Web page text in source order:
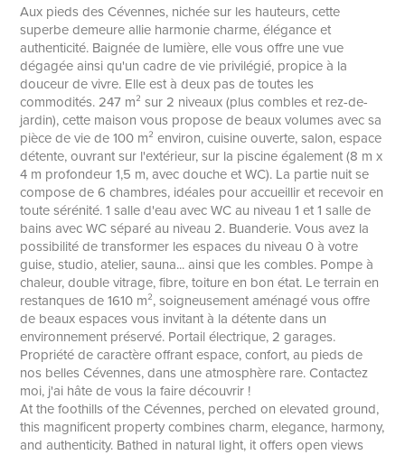
Aux pieds des Cévennes, nichée sur les hauteurs, cette
superbe demeure allie harmonie charme, élégance et
authenticité. Baignée de lumière, elle vous offre une vue
dégagée ainsi qu'un cadre de vie privilégié, propice à la
douceur de vivre. Elle est à deux pas de toutes les
commodités. 247 m² sur 2 niveaux (plus combles et rez-de-
jardin), cette maison vous propose de beaux volumes avec sa
pièce de vie de 100 m² environ, cuisine ouverte, salon, espace
détente, ouvrant sur l'extérieur, sur la piscine également (8 m x
4 m profondeur 1,5 m, avec douche et WC). La partie nuit se
compose de 6 chambres, idéales pour accueillir et recevoir en
toute sérénité. 1 salle d'eau avec WC au niveau 1 et 1 salle de
bains avec WC séparé au niveau 2. Buanderie. Vous avez la
possibilité de transformer les espaces du niveau 0 à votre
guise, studio, atelier, sauna... ainsi que les combles. Pompe à
chaleur, double vitrage, fibre, toiture en bon état. Le terrain en
restanques de 1610 m², soigneusement aménagé vous offre
de beaux espaces vous invitant à la détente dans un
environnement préservé. Portail électrique, 2 garages.
Propriété de caractère offrant espace, confort, au pieds de
nos belles Cévennes, dans une atmosphère rare. Contactez
moi, j'ai hâte de vous la faire découvrir !
At the foothills of the Cévennes, perched on elevated ground,
this magnificent property combines charm, elegance, harmony,
and authenticity. Bathed in natural light, it offers open views